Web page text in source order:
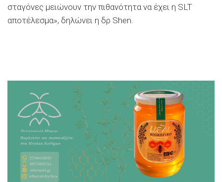
σταγόνες μειώνουν την πιθανότητα να έχει η SLT
αποτέλεσμα», δηλώνει η δρ Shen.